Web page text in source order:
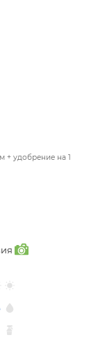
+ удобрение на 1